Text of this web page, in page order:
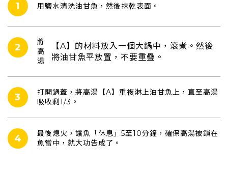
1 用鹽水清洗油甘魚，然後抹乾表面。
2
將
高
湯
【A】的材料放入一個大鍋中，滾煮。然後
將油甘魚平放置，不要重疊。
3
打開鍋蓋，將高湯【A】重複淋上油甘魚上，直至高湯
吸收剩1/3。
4
最後熄火，讓魚「休息」5至10分鐘，確保高湯被鎖在
魚當中，就大功告成了。